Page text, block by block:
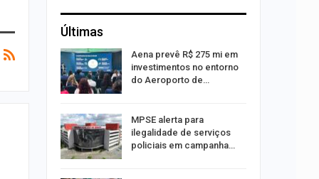
Últimas
Aena prevê R$ 275 mi em
investimentos no entorno
do Aeroporto de…
MPSE alerta para
ilegalidade de serviços
policiais em campanha…